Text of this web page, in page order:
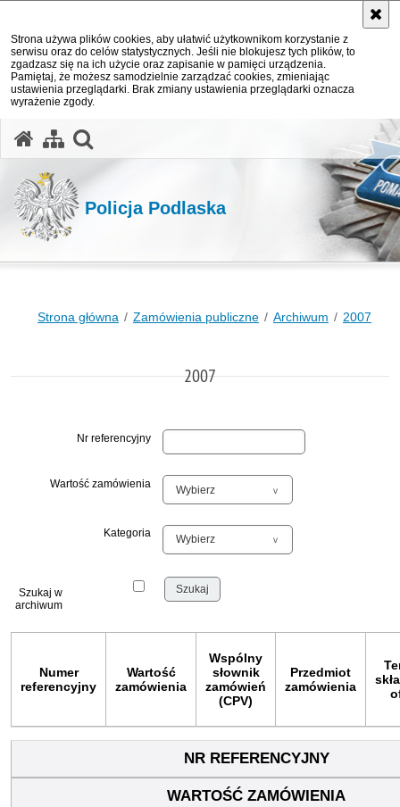
Strona używa plików cookies, aby ułatwić użytkownikom korzystanie z
serwisu oraz do celów statystycznych. Jeśli nie blokujesz tych plików, to
zgadzasz się na ich użycie oraz zapisanie w pamięci urządzenia.
Pamiętaj, że możesz samodzielnie zarządzać cookies, zmieniając
ustawienia przeglądarki. Brak zmiany ustawienia przeglądarki oznacza
wyrażenie zgody.
Policja Podlaska
Strona główna Zamówienia publiczne Archiwum 2007
2007
Nr referencyjny
Wartość zamówienia
Kategoria
Szukaj w
archiwum
Numer
referencyjny
Wartość
zamówienia
Wspólny
słownik
zamówień
(CPV)
Przedmiot
zamówienia